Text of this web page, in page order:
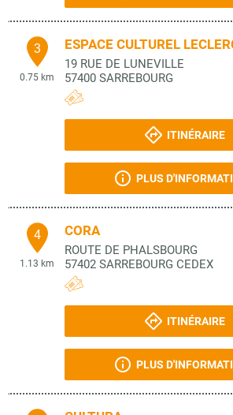
3
0.75 km
ESPACE CULTUREL
19 RUE DE LUNEVILLE
57400 SARREBOURG
ITINÉRAIRE
PLUS
4
1.13 km
CORA
ROUTE DE PHALSBOURG
57402 SARREBOURG CEDEX
ITINÉRAIRE
PLUS